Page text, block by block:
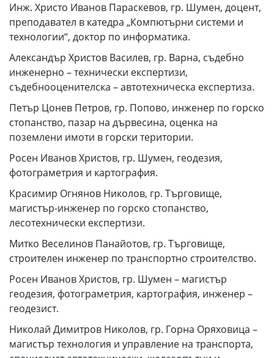
Инж. Христо Иванов Параскевов, гр. Шумен, доцент,
преподавател в катедра „Компютърни системи и
технологии“, доктор по информатика.
Александър Христов Василев, гр. Варна, съдебно
инженерно – технически експертизи,
съдебнооценителска – автотехническа експертиза.
Петър Цонев Петров, гр. Попово, инженер по горско
стопанство, пазар на дървесина, оценка на
поземлени имоти в горски територии.
Росен Иванов Христов, гр. Шумен, геодезия,
фотограметрия и картография.
Красимир Огнянов Николов, гр. Търговище,
магистър-инженер по горско стопанство,
лесотехнически експертизи.
Митко Веселинов Панайотов, гр. Търговище,
строителен инженер по транспортно строителство.
Росен Иванов Христов, гр. Шумен – магистър
геодезия, фотограметрия, картография, инженер –
геодезист.
Николай Димитров Николов, гр. Горна Оряховица –
магистър технология и управление на транспорта,